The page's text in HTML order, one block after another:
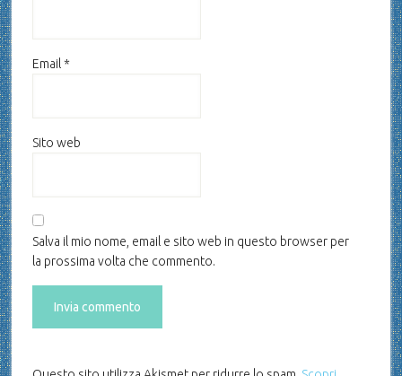
Email *
Sito web
Salva il mio nome, email e sito web in questo browser per
la prossima volta che commento.